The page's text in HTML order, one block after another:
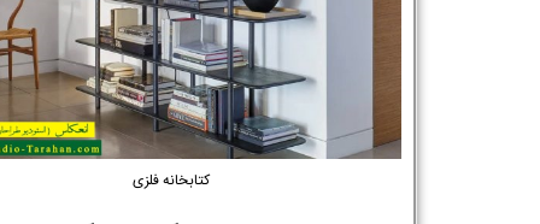
کتابخانه فلزی